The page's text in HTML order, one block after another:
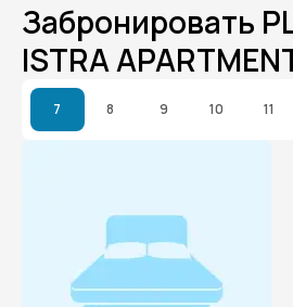
Забронировать
ISTRA
7 8 9 10 11